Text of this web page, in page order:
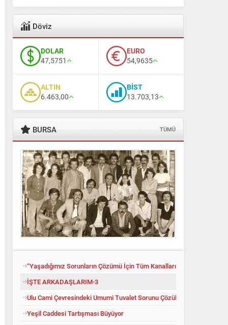
Döviz
DOLAR
47,5751
EURO
54,9635
ALTIN
6.463,00
BİST
13.703,13
BURSA TÜMÜ
“Yaşadığımız Sorunların Çözümü İçin Tüm Kanalları Denedik”
İŞTE ARKADAŞLARIM-3
Ulu Cami Çevresindeki Umumi Tuvalet Sorunu Çözüldü
Yeşil Caddesi Tartışması Büyüyor